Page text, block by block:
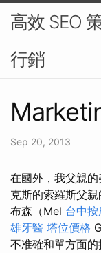
高效 SEO
行銷
Sep 20, 2013
在國外，我父親
克斯的索羅斯父
布森（Mel 台中
雄牙醫 塔位價格
不准確和單方面